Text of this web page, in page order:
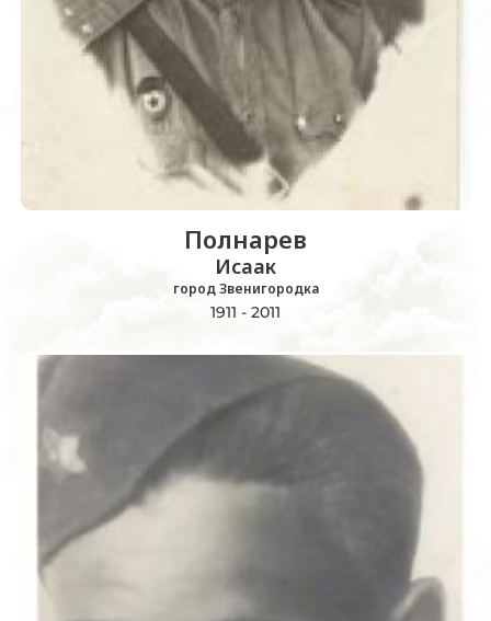
Пoлнaрев
Исaaк
гoрoд Звенигoрoдкa
1911 - 2011